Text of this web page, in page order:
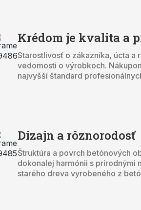
Krédom je kvalita a
Starostlivosť o zákazníka, úcta a
vedomosti o výrobkoch.
najvyšší štandard
Dizajn a rôznorodosť
Štruktúra a povrch betónových
dokonalej harmónii s prírodnými
starého dreva vyrobeného z